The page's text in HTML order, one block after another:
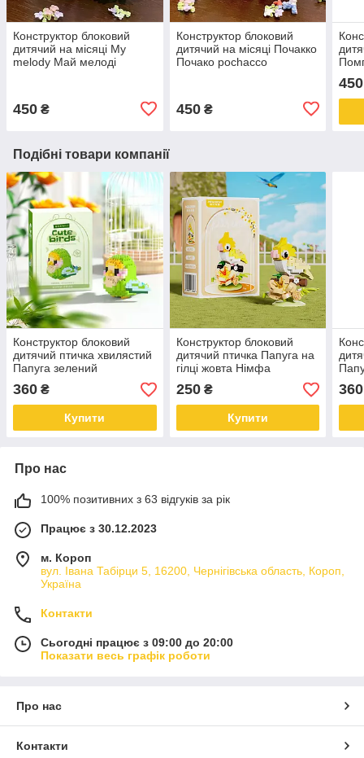
Конструктор блоковий
дитячий на місяці My
melody Май мелоді
450 ₴
Конструктор блоковий
дитячий на місяці Почакко
Почако pochacco
450₴
450
Подібні товари компанії
Конструктор блоковий
дитячий птичка хвилястий
Папуга зелений
360 ₴
Купити
Конструктор блоковий
дитячий птичка Папуга на
гілці жовта Німфа
250₴
Купити
360
Про нас
100% позитивних з 63 відгуків за рік
Працює з 30.12.2023
м. Короп
вул. Івана Табірци 5, 16200, Чернігівська область, Короп,
Україна
Контакти
Сьогодні працює з 09:00 до 20:00
Показати весь графік роботи
Про нас
Контакти